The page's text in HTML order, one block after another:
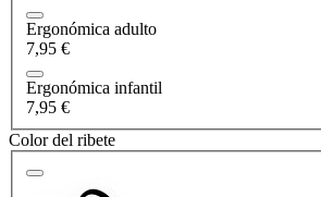
Ergonómica adulto
7,95 €
Ergonómica infantil
7,95 €
Color del ribete